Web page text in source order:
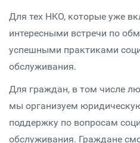
Для тех НКО, которые уже
интересными встречи по
успешными практиками
обслуживания.
Для граждан, в том числе
мы организуем
поддержку по вопросам
обслуживания. Граждане